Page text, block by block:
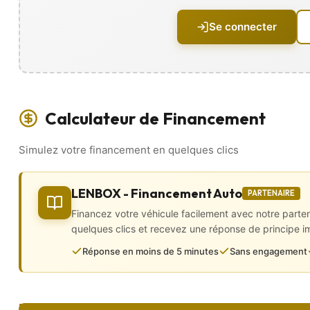
🎨 Intérieur Haut de Gamme 🎨
• 2 vitres électriques
• ⁠Boite 6 vitesses
• Climatisation
• GPS intégré
• Kit téléphone mains libres
• Prise audio USB et auxiliaires
• Vitres arrière surteintées
• Volant 3 branches multifonctions
🛡️ Sécurité 🛡️
• ABS et ESP
• Fixations ISOFIX
Se connecter
Calculateur de Financement
Simulez votre financement en quelques clics
LENBOX - Financement Auto PARTENAIRE
Financez votre véhicule facilement avec notre
quelques clics et recevez une réponse de principe
Réponse en moins de 5 minutes Sans engagement